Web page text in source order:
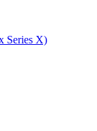
Series X)